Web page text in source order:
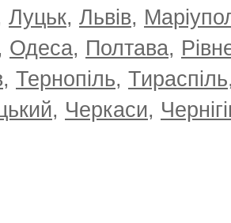
Луцьк, Львів,
Одеса, Полтава,
, Тернопіль, Тираспіль
, Черкаси,